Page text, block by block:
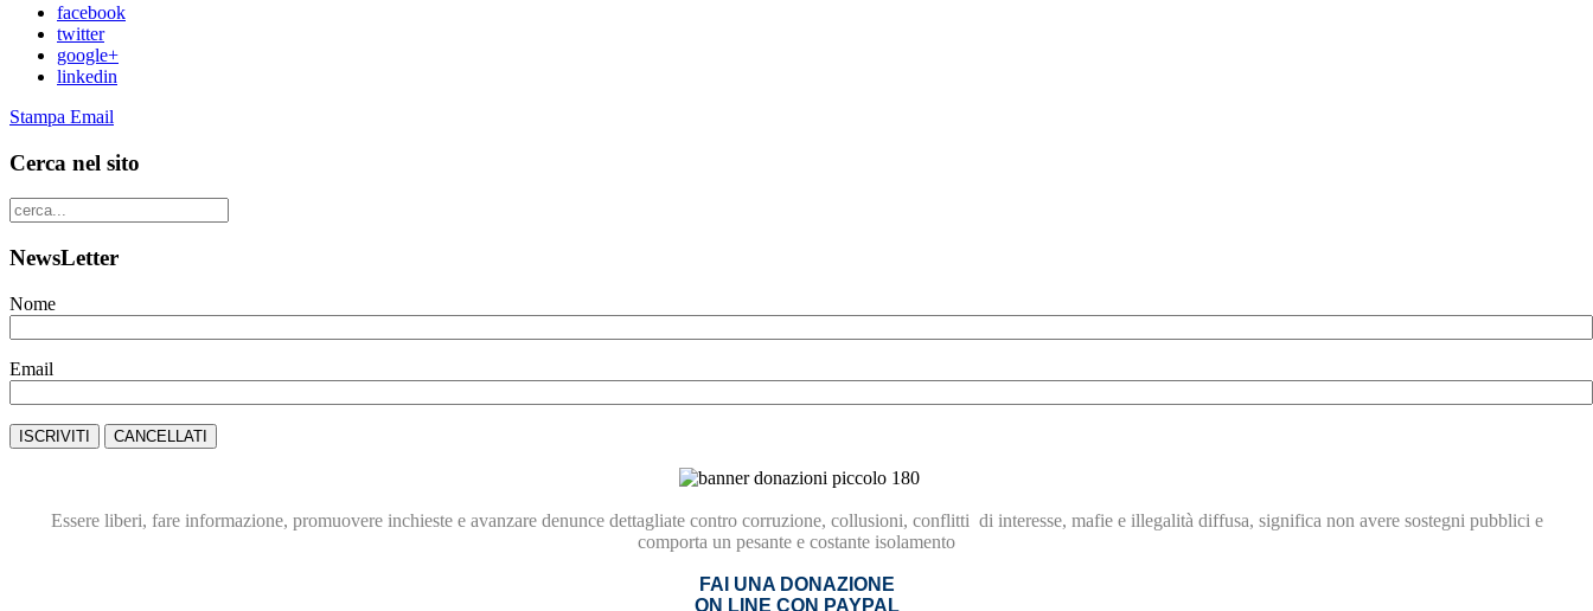
facebook
twitter
google+
linkedin
Stampa Email
Cerca nel sito
NewsLetter
Nome
Email
Essere liberi, fare informazione, promuovere inchieste e avanzare denunce dettagliate contro corruzione, collusioni, conflitti di interesse, mafie e illegalità diffusa, significa non avere sostegni pubblici e
comporta un pesante e costante isolamento
FAI UNA DONAZIONE
ON LINE CON PAYPAL